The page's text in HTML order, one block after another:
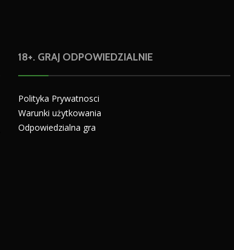
18+. GRAJ ODPOWIEDZIALNIE
Polityka Prywatnosci
Warunki użytkowania
Odpowiedzialna gra